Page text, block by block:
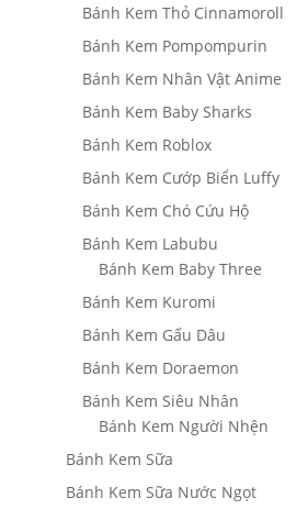
Bánh Kem Thỏ Cinnamoroll
Bánh Kem Pompompurin
Bánh Kem Nhân Vật Anime
Bánh Kem Baby Sharks
Bánh Kem Roblox
Bánh Kem Cướp Biển Luffy
Bánh Kem Chó Cứu Hộ
Bánh Kem Labubu
Bánh Kem Baby Three
Bánh Kem Kuromi
Bánh Kem Gấu Dâu
Bánh Kem Doraemon
Bánh Kem Siêu Nhân
Bánh Kem Người Nhện
Bánh Kem Sữa
Bánh Kem Sữa Nước Ngọt